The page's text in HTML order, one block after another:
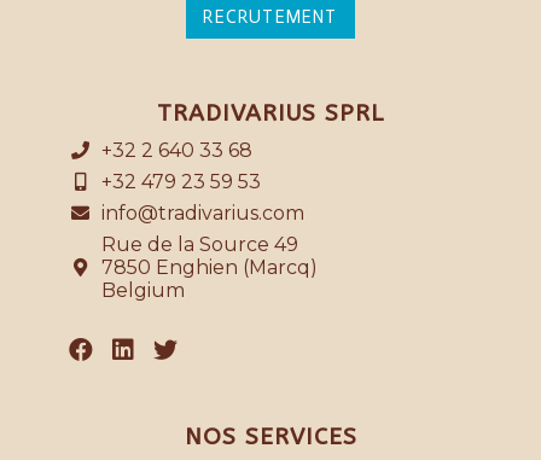
RECRUTEMENT
TRADIVARIUS SPRL
+32 2 640 33 68
+32 479 23 59 53
info@tradivarius.com
Rue de la Source 49
7850 Enghien (Marcq)
Belgium
NOS SERVICES